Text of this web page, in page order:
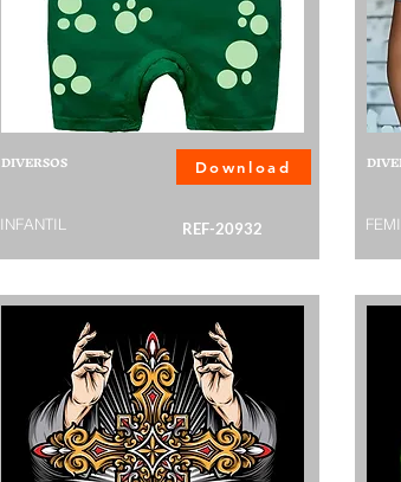
DIVERSOS Download
INFANTIL REF-20932